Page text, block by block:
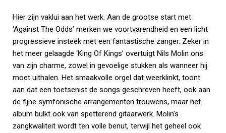
Hier zijn vaklui aan het werk. Aan de grootse start met
‘Against The Odds’ merken we voortvarendheid en een licht
progressieve insteek met een fantastische zanger. Zeker in
het meer gelaagde ‘King Of Kings’ overtuigt Nils Molin ons
van zijn charme, zowel in gevoelige stukken als wanneer hij
moet uithalen. Het smaakvolle orgel dat weerklinkt, toont
aan dat een toetsenist de songs geschreven heeft, ook aan
de fijne symfonische arrangementen trouwens, maar het
album bulkt ook van spetterend gitaarwerk. Molin’s
zangkwaliteit wordt ten volle benut, terwijl het geheel ook